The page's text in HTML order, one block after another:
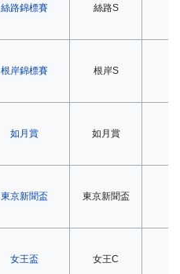
絲路錦標賽 絲路S
根岸錦標賽 根岸S
如月賞 如月賞
東京新聞盃 東京新聞盃
女王盃 女王C